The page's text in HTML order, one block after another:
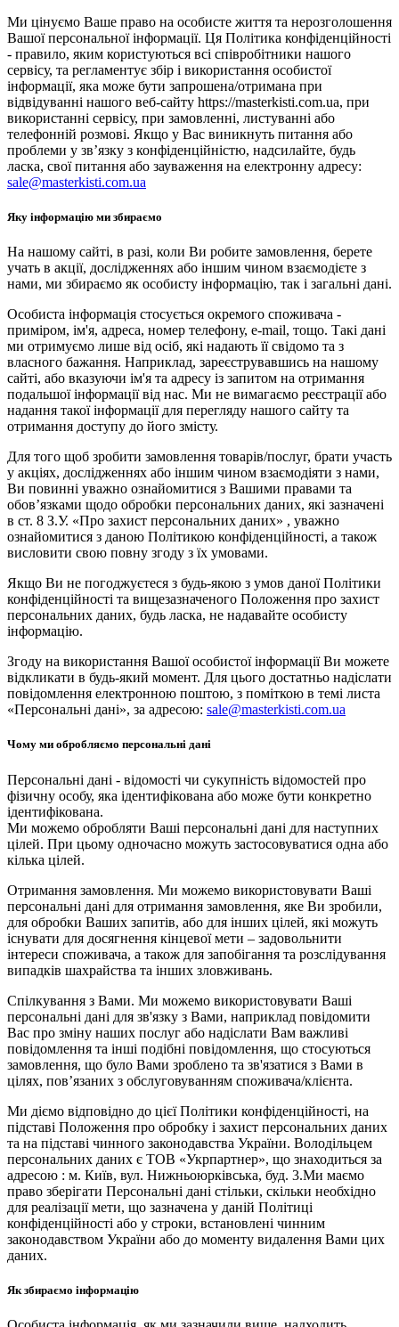
Ми цінуємо Ваше право на особисте життя та нерозголошення
Вашої персональної інформації. Ця Політика конфіденційності
- правило, яким користуються всі співробітники нашого
сервісу, та регламентує збір і використання особистої
інформації, яка може бути запрошена/отримана при
відвідуванні нашого веб-сайту https://masterkisti.com.ua, при
використанні сервісу, при замовленні, листуванні або
телефонній розмові. Якщо у Вас виникнуть питання або
проблеми у зв’язку з конфіденційністю, надсилайте, будь
ласка, свої питання або зауваження на електронну адресу:
sale@masterkisti.com.ua
Яку інформацію ми збираємо
На нашому сайті, в разі, коли Ви робите замовлення, берете
учать в акції, дослідженнях або іншим чином взаємодієте з
нами, ми збираємо як особисту інформацію, так і загальні дані.
Особиста інформація стосується окремого споживача -
приміром, ім'я, адреса, номер телефону, e-mail, тощо. Такі дані
ми отримуємо лише від осіб, які надають її свідомо та з
власного бажання. Наприклад, зареєструвавшись на нашому
сайті, або вказуючи ім'я та адресу із запитом на отримання
подальшої інформації від нас. Ми не вимагаємо реєстрації або
надання такої інформації для перегляду нашого сайту та
отримання доступу до його змісту.
Для того щоб зробити замовлення товарів/послуг, брати участь
у акціях, дослідженнях або іншим чином взаємодіяти з нами,
Ви повинні уважно ознайомитися з Вашими правами та
обов’язками щодо обробки персональних даних, які зазначені
в ст. 8 З.У. «Про захист персональних даних» , уважно
ознайомитися з даною Політикою конфіденційності, а також
висловити свою повну згоду з їх умовами.
Якщо Ви не погоджуєтеся з будь-якою з умов даної Політики
конфіденційності та вищезазначеного Положення про захист
персональних даних, будь ласка, не надавайте особисту
інформацію.
Згоду на використання Вашої особистої інформації Ви можете
відкликати в будь-який момент. Для цього достатньо надіслати
повідомлення електронною поштою, з поміткою в темі листа
«Персональні дані», за адресою: sale@masterkisti.com.ua
Чому ми обробляємо персональні дані
Персональні дані - відомості чи сукупність відомостей про
фізичну особу, яка ідентифікована або може бути конкретно
ідентифікована.
Ми можемо обробляти Ваші персональні дані для наступних
цілей. При цьому одночасно можуть застосовуватися одна або
кілька цілей.
Отримання замовлення. Ми можемо використовувати Ваші
персональні дані для отримання замовлення, яке Ви зробили,
для обробки Ваших запитів, або для інших цілей, які можуть
існувати для досягнення кінцевої мети – задовольнити
інтереси споживача, а також для запобігання та розслідування
випадків шахрайства та інших зловживань.
Спілкування з Вами. Ми можемо використовувати Ваші
персональні дані для зв'язку з Вами, наприклад повідомити
Вас про зміну наших послуг або надіслати Вам важливі
повідомлення та інші подібні повідомлення, що стосуються
замовлення, що було Вами зроблено та зв'язатися з Вами в
цілях, пов’язаних з обслуговуванням споживача/клієнта.
Ми діємо відповідно до цієї Політики конфіденційності, на
підставі Положення про обробку і захист персональних даних
та на підставі чинного законодавства України. Володільцем
персональних даних є ТОВ «Укрпартнер», що знаходиться за
адресою : м. Київ, вул. Нижньоюркiвська, буд. 3.Ми маємо
право зберігати Персональні дані стільки, скільки необхідно
для реалізації мети, що зазначена у даній Політиці
конфіденційності або у строки, встановлені чинним
законодавством України або до моменту видалення Вами цих
даних.
Як збираємо інформацію